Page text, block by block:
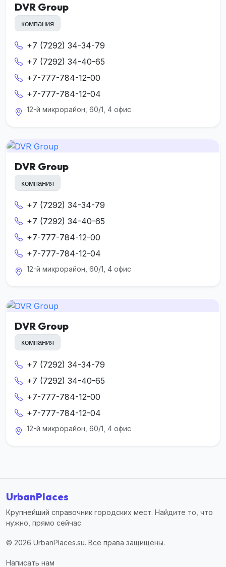
DVR Group
компания
+7 (7292) 34-34-79
+7 (7292) 34-40-65
+7-777-784-12-00
+7-777-784-12-04
12-й микрорайон, 60/1, 4 офис
DVR Group
компания
+7 (7292) 34-34-79
+7 (7292) 34-40-65
+7-777-784-12-00
+7-777-784-12-04
12-й микрорайон, 60/1, 4 офис
DVR Group
компания
+7 (7292) 34-34-79
+7 (7292) 34-40-65
+7-777-784-12-00
+7-777-784-12-04
12-й микрорайон, 60/1, 4 офис
UrbanPlaces
Крупнейший справочник городских мест. Найдите то, что
нужно, прямо сейчас.
© 2026 UrbanPlaces.su. Все права защищены.
Написать нам